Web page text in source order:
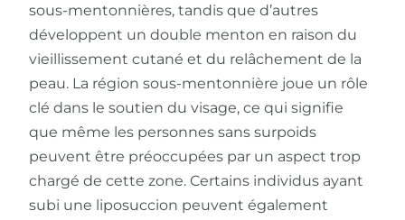
sous-mentonnières, tandis que d’autres
développent un double menton en raison du
vieillissement cutané et du relâchement de la
peau. La région sous-mentonnière joue un rôle
clé dans le soutien du visage, ce qui signifie
que même les personnes sans surpoids
peuvent être préoccupées par un aspect trop
chargé de cette zone. Certains individus ayant
subi une liposuccion peuvent également